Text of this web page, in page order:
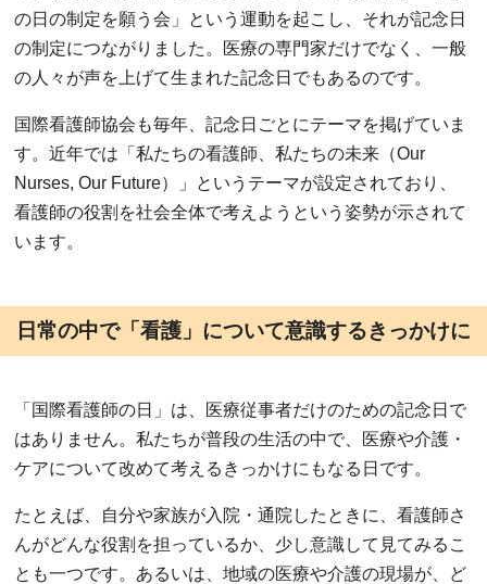
の日の制定を願う会」という運動を起こし、それが記念日
の制定につながりました。医療の専門家だけでなく、一般
の人々が声を上げて生まれた記念日でもあるのです。
国際看護師協会も毎年、記念日ごとにテーマを掲げていま
す。近年では「私たちの看護師、私たちの未来（Our
Nurses, Our Future）」というテーマが設定されており、
看護師の役割を社会全体で考えようという姿勢が示されて
います。
日常の中で「看護」について意識するきっかけに
「国際看護師の日」は、医療従事者だけのための記念日で
はありません。私たちが普段の生活の中で、医療や介護・
ケアについて改めて考えるきっかけにもなる日です。
たとえば、自分や家族が入院・通院したときに、看護師さ
んがどんな役割を担っているか、少し意識して見てみるこ
とも一つです。あるいは、地域の医療や介護の現場が、ど